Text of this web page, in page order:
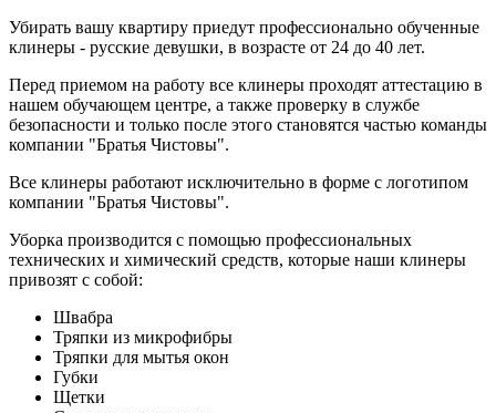
Убирать вашу квартиру приедут профессионально обученные
клинеры - русские девушки, в возрасте от 24 до 40 лет.
Перед приемом на работу все клинеры проходят аттестацию в
нашем обучающем центре, а также проверку в службе
безопасности и только после этого становятся частью команды
компании "Братья Чистовы".
Все клинеры работают исключительно в форме с логотипом
компании "Братья Чистовы".
Уборка производится с помощью профессиональных
технических и химический средств, которые наши клинеры
привозят с собой:
Швабра
Тряпки из микрофибры
Тряпки для мытья окон
Губки
Щетки